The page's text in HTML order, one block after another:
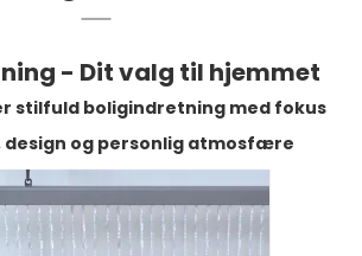
- Dit valg til hjemmet
stilfuld boligindretning med fokus
design og personlig atmosfære